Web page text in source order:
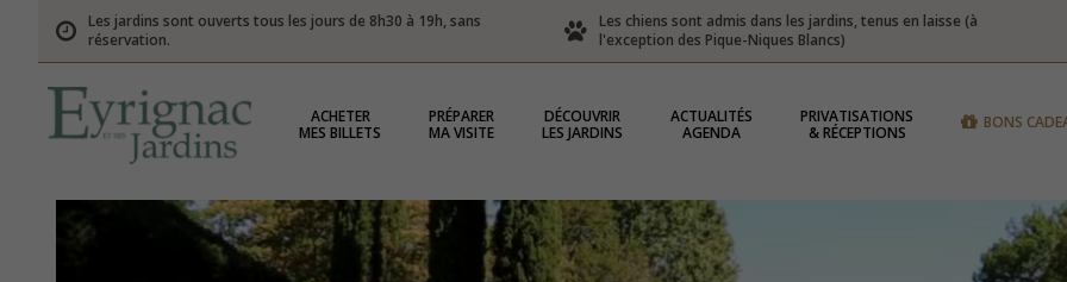
Les jardins sont ouverts tous les jours de 8h30 à 19h, sans
réservation.
Les chiens sont admis dans les jardins, tenus en laisse (à
l'exception des Pique-Niques Blancs)
ACHETER
MES BILLETS
PRÉPARER
MA VISITE
DÉCOUVRIR
LES JARDINS
ACTUALITÉS
AGENDA
PRIVATISATIONS
& RÉCEPTIONS
BONS